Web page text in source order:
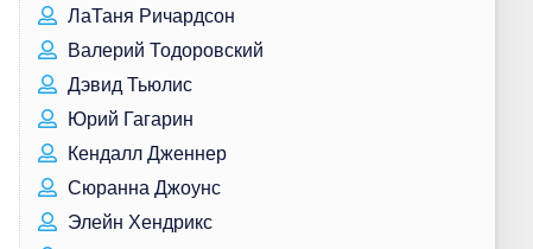
ЛаТаня Ричардсон
Валерий Тодоровский
Дэвид Тьюлис
Юрий Гагарин
Кендалл Дженнер
Сюранна Джоунс
Элейн Хендрикс